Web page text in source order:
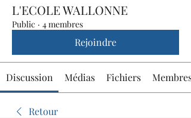
L'ECOLE WALLONNE
Public · 4 membres
Rejoindre
Discussion Médias Fichiers Membres
Retour